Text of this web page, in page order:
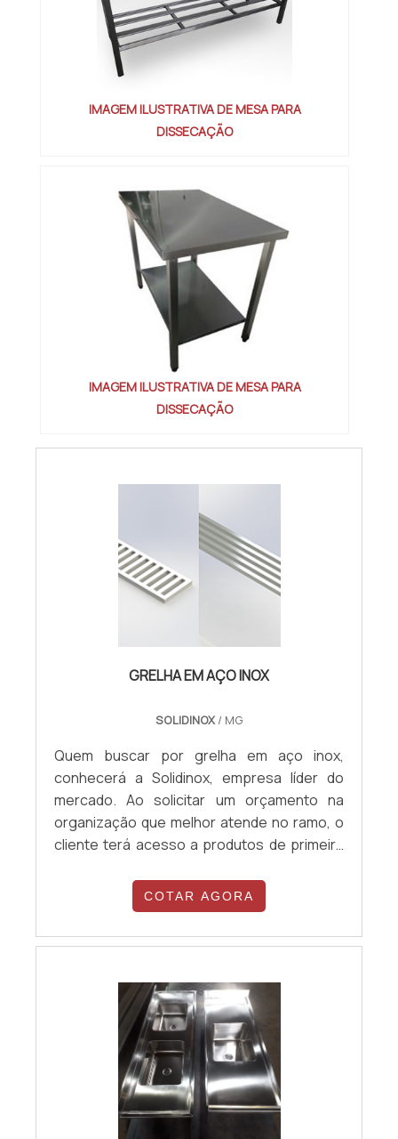
IMAGEM ILUSTRATIVA DE MESA PARA
DISSECAÇÃO
IMAGEM ILUSTRATIVA DE MESA PARA
DISSECAÇÃO
GRELHA EM AÇO INOX
SOLIDINOX/ MG
Quem buscar por grelha em aço inox,
conhecerá a Solidinox, empresa líder do
mercado. Ao solicitar um orçamento na
organização que melhor atende no ramo, o
cliente terá acesso a produtos de primeira
inicial ao pós-venda. Quando o quesito é
grelha em aço inox, com os colaboradores
da Solidinox o cliente encontrará precisão e
empresas de diversos segmentos.
DIFERENCIAIS IMPORTANTES DE GRELHA EM
AÇO INOX A Solidinox canaliza seus recursos
em produzir uma estrutura com escritório
de alta qualidade onde são realizadas as
atividades e logística planejada para
entrega e instalação das peças em curto
prazo, tudo para se certificar que se tenha
COTAR AGORA